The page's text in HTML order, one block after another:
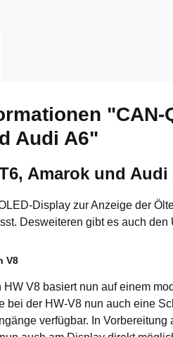
"CAN-
Audi A6"
Amarok und Audi
Display zur Anzeige der
Desweiteren gibt es auch
V8
V8 basiert nun auf einem
bei der HW-V8 nun auch eine
verfügbar. In